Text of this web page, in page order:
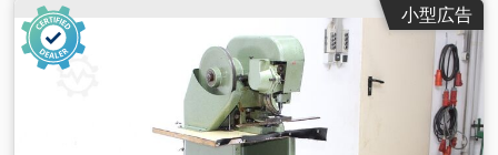
小型広告